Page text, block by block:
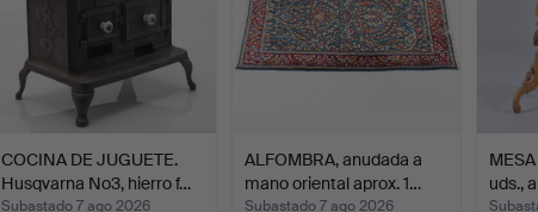
COCINA DE JUGUETE.
Husqvarna No3, hierro f…
Subastado 7 ago 2026
ALFOMBRA, anudada a
mano oriental aprox. 1…
Subastado 7 ago 2026
uds.,